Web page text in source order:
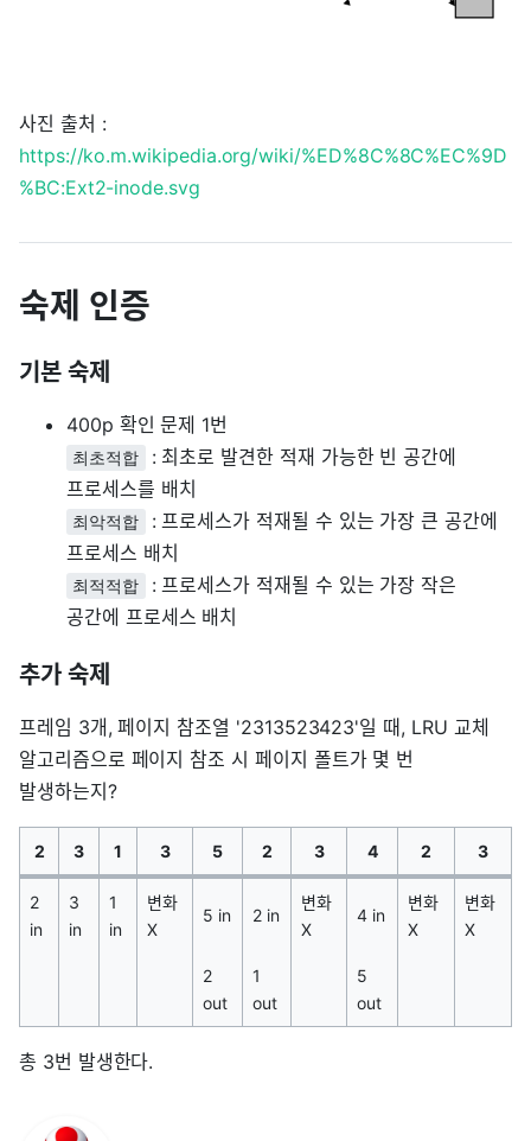
사진 출처 :
https://ko.m.wikipedia.org/wiki/%ED%8C%8C%EC%9D
%BC:Ext2-inode.svg
숙제 인증
기본 숙제
400p 확인 문제 1번
최초적합
: 최초로 발견한 적재 가능한 빈 공간에
프로세스를 배치
최악적합
: 프로세스가 적재될 수 있는 가장 큰 공간에
프로세스 배치
최적적합
: 프로세스가 적재될 수 있는 가장 작은
공간에 프로세스 배치
추가 숙제
프레임 3개, 페이지 참조열 '2313523423'일 때, LRU 교체
알고리즘으로 페이지 참조 시 페이지 폴트가 몇 번
발생하는지?
2 3 1 3 5 2 3 4 2 3
2
in
3
in
1
in
변화
X
5 in 2 in
변화
X
4 in
변화
X
변화
X
2
out
1
out
5
out
총 3번 발생한다.